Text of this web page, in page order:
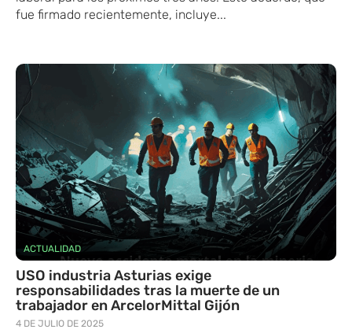
fue firmado recientemente, incluye...
ACTUALIDAD
USO industria Asturias exige
responsabilidades tras la muerte de un
trabajador en ArcelorMittal Gijón
4 DE JULIO DE 2025